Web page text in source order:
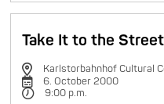
Take It to the
Karlstorbahnhof Cultural
6. October 2000
9:00 p.m.